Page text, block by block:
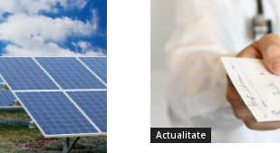
Actualitate